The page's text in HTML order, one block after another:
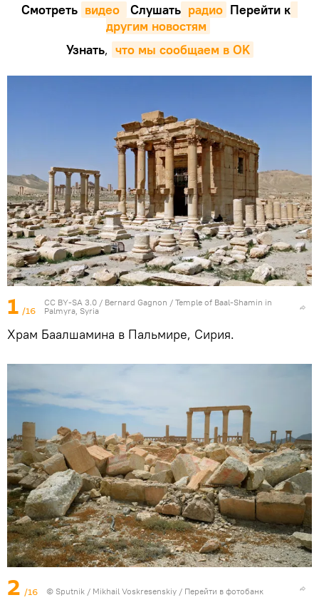
Смотреть видео Cлушать радио Перейти к
другим новостям
Узнать, что мы сообщаем в OK
1 /16
CC BY-SA 3.0 / Bernard Gagnon / Temple of Baal-Shamin in
Palmyra, Syria
Храм Баалшамина в Пальмире, Сирия.
2 /16 © Sputnik / Mikhail Voskresenskiy / Перейти в фотобанк